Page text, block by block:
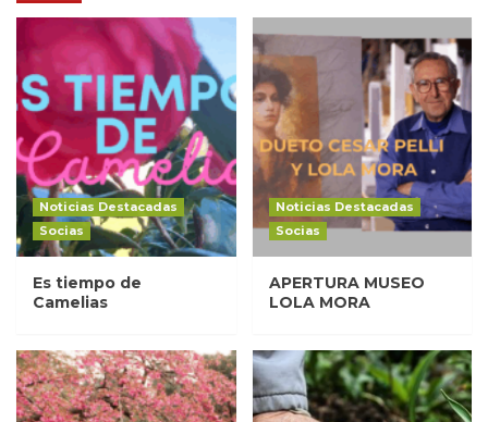
Noticias Destacadas
Socias
Es tiempo de
Camelias
Noticias Destacadas
Socias
APERTURA MUSEO
LOLA MORA